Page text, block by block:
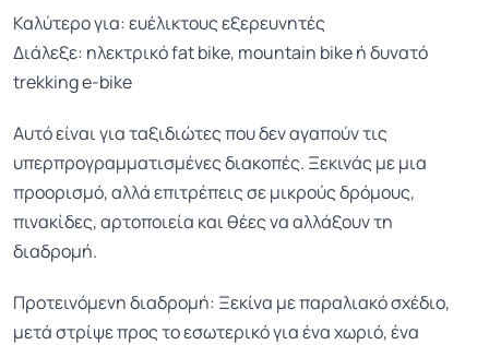
Καλύτερο για: ευέλικτους εξερευνητές
Διάλεξε: ηλεκτρικό fat bike, mountain bike ή δυνατό
trekking e-bike
Αυτό είναι για ταξιδιώτες που δεν αγαπούν τις
υπερπρογραμματισμένες διακοπές. Ξεκινάς με μια
προορισμό, αλλά επιτρέπεις σε μικρούς δρόμους,
πινακίδες, αρτοποιεία και θέες να αλλάξουν τη
διαδρομή.
Προτεινόμενη διαδρομή: Ξεκίνα με παραλιακό σχέδιο,
μετά στρίψε προς το εσωτερικό για ένα χωριό, ένα